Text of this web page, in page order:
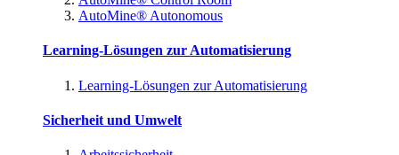
AutoMine® Autonomous
Learning-Lösungen zur Automatisierung
Learning-Lösungen zur Automatisierung
Sicherheit und Umwelt